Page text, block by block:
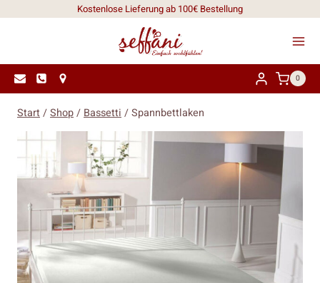
Kostenlose Lieferung ab 100€ Bestellung
0
Start/Shop/ Bassetti /Spannbettlaken